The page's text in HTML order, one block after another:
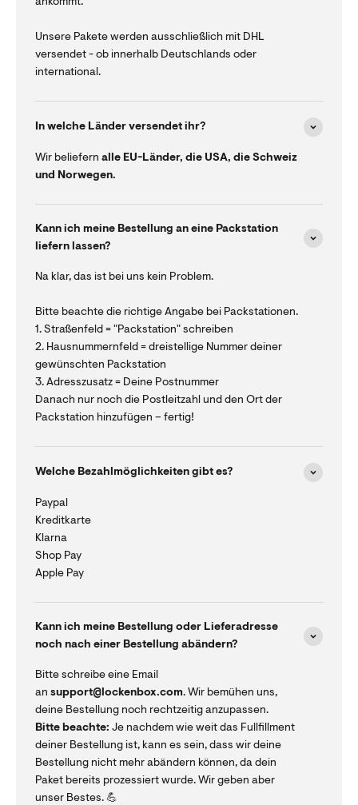
ankommt.
Unsere Pakete werden ausschließlich mit DHL
versendet - ob innerhalb Deutschlands oder
international.
In welche Länder versendet ihr?
Wir beliefern alle EU-Länder, die USA, die Schweiz
und Norwegen.
Kann ich meine Bestellung an eine Packstation
liefern lassen?
Na klar, das ist bei uns kein Problem.
Bitte beachte die richtige Angabe bei Packstationen.
1. Straßenfeld = "Packstation" schreiben
2. Hausnummernfeld = dreistellige Nummer deiner
gewünschten Packstation
3. Adresszusatz = Deine Postnummer
Danach nur noch die Postleitzahl und den Ort der
Packstation hinzufügen – fertig!
Welche Bezahlmöglichkeiten gibt es?
Paypal
Kreditkarte
Klarna
Shop Pay
Apple Pay
Kann ich meine Bestellung oder Lieferadresse
noch nach einer Bestellung abändern?
Bitte schreibe eine Email
an support@lockenbox.com. Wir bemühen uns,
deine Bestellung noch rechtzeitig anzupassen.
Bitte beachte: Je nachdem wie weit das Fullfillment
deiner Bestellung ist, kann es sein, dass wir deine
Bestellung nicht mehr abändern können, da dein
Paket bereits prozessiert wurde. Wir geben aber
unser Bestes. 💪